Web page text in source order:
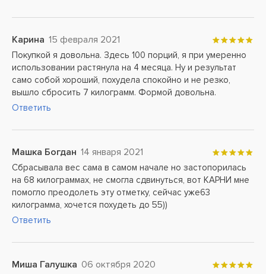
Карина 15 февраля 2021
Покупкой я довольна. Здесь 100 порций, я при умеренно
использовании растянула на 4 месяца. Ну и результат
само собой хороший, похудела спокойно и не резко,
вышло сбросить 7 килограмм. Формой довольна.
Ответить
Машка Богдан 14 января 2021
Сбрасывала вес сама в самом начале но застопорилась
на 68 килограммах, не смогла сдвинуться, вот КАРНИ мне
помогло преодолеть эту отметку, сейчас уже63
килограмма, хочется похудеть до 55))
Ответить
Миша Галушка 06 октября 2020